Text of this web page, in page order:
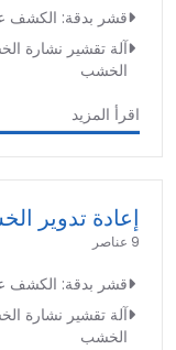
قشر بدقة: الكشف
آلة تقشير نشارة
الخشب
اقرأ المزيد
إعادة تدوير
9 عناصر
قشر بدقة: الكشف
آلة تقشير نشارة
الخشب